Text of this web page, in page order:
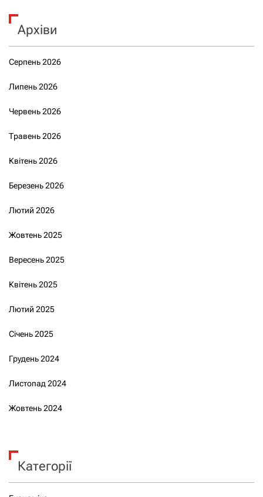
Архіви
Серпень 2026
Липень 2026
Червень 2026
Травень 2026
Квітень 2026
Березень 2026
Лютий 2026
Жовтень 2025
Вересень 2025
Квітень 2025
Лютий 2025
Січень 2025
Грудень 2024
Листопад 2024
Жовтень 2024
Категорії